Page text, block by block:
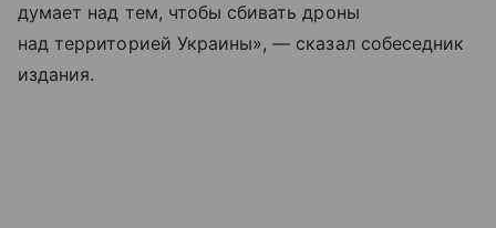
думает над тем, чтобы сбивать дроны
над территорией Украины», — сказал собеседник
издания.